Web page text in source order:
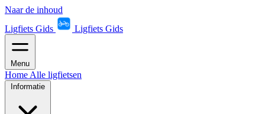
Naar de inhoud
Ligfiets Gids
Ligfiets Gids
Menu
Home Alle ligfietsen
Informatie